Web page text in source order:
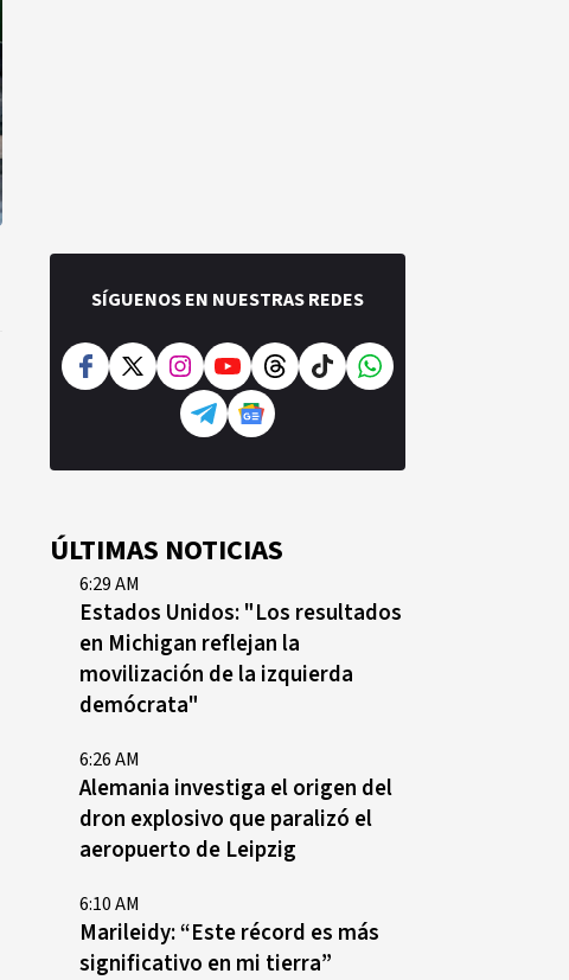
SÍGUENOS EN NUESTRAS REDES
ÚLTIMAS NOTICIAS
6:29 AM
Estados Unidos: "Los resultados
en Michigan reflejan la
movilización de la izquierda
demócrata"
6:26 AM
Alemania investiga el origen del
dron explosivo que paralizó el
aeropuerto de Leipzig
6:10 AM
Marileidy: “Este récord es más
significativo en mi tierra”